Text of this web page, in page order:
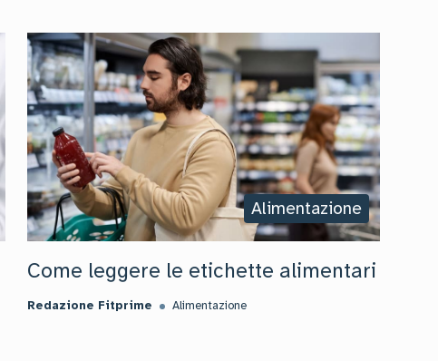
Alimentazione
Come leggere le etichette alimentari
Redazione Fitprime Alimentazione